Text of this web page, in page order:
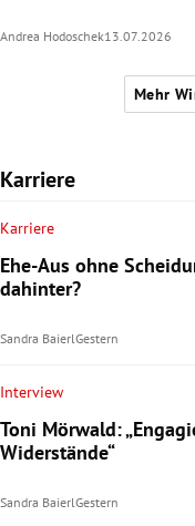
Andrea Hodoschek13.07.2026
Mehr
Karriere
Karriere
Ehe-Aus ohne
dahinter?
Sandra BaierlGestern
Interview
Toni Mörwald:
Widerstände“
Sandra BaierlGestern